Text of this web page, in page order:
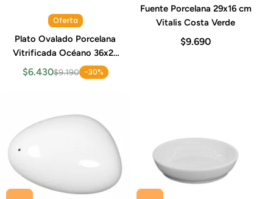
Oferta
Plato Ovalado Porcelana
Vitrificada Océano 36x26
cm Costa Verde
$6.430$9.190 -30%
Fuente Porcelana 29x16 cm
Vitalis Costa Verde
$9.690